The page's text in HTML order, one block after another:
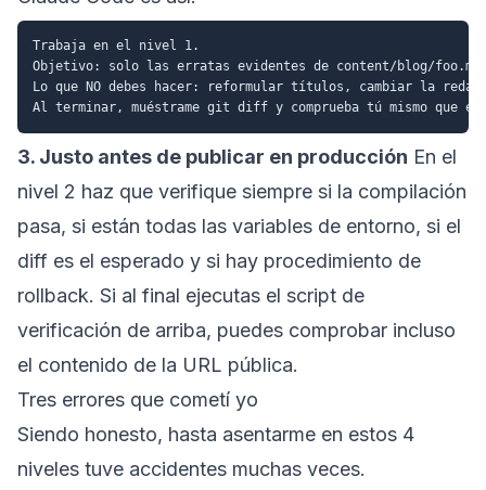
Trabaja en el nivel 1.
Objetivo: solo las erratas evidentes de content/blog/
Lo que NO debes hacer: reformular títulos, cambiar la
3. Justo antes de publicar en producción En el
nivel 2 haz que verifique siempre si la compilación
pasa, si están todas las variables de entorno, si el
diff es el esperado y si hay procedimiento de
rollback. Si al final ejecutas el script de
verificación de arriba, puedes comprobar incluso
el contenido de la URL pública.
Tres errores que cometí yo
Siendo honesto, hasta asentarme en estos 4
niveles tuve accidentes muchas veces.